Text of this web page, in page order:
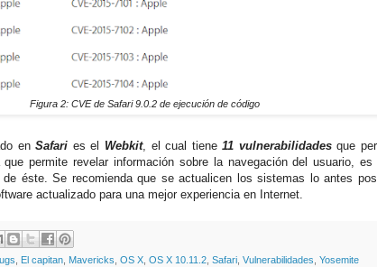
Figura 2: CVE de Safari 9.0.2 de ejecución de código
enSafari es el Webkit, el cual tiene11 vulnerabilidadesque
permite revelar información sobre la navegación del usuario, es
éste. Se recomienda que se actualicen los sistemas lo antes
actualizado para una mejor experiencia en Internet.
El capitan Mavericks OS X OS X 10.11.2 Safari Vulnerabilidades Yosemite